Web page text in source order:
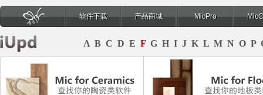
页
软件下载 产品商城 MicPro
A B C D E F G H I J K L M N O P